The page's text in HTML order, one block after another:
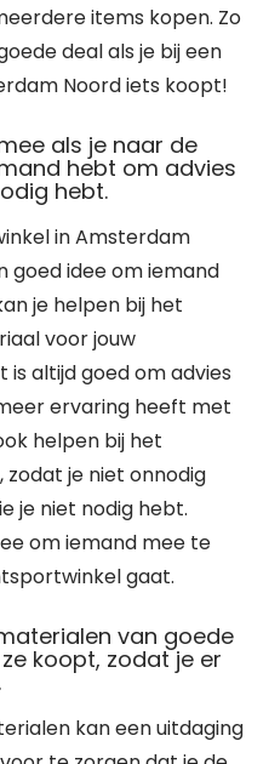
items kopen. Zo
deal als je bij een
Noord iets koopt!
als je naar de
hebt om advies
hebt.
in Amsterdam
goed idee om iemand
je helpen bij het
voor jouw
altijd goed om advies
ervaring heeft met
helpen bij het
je niet onnodig
je niet nodig hebt.
om iemand mee te
gaat.
van goede
koopt, zodat je er
kan een uitdaging